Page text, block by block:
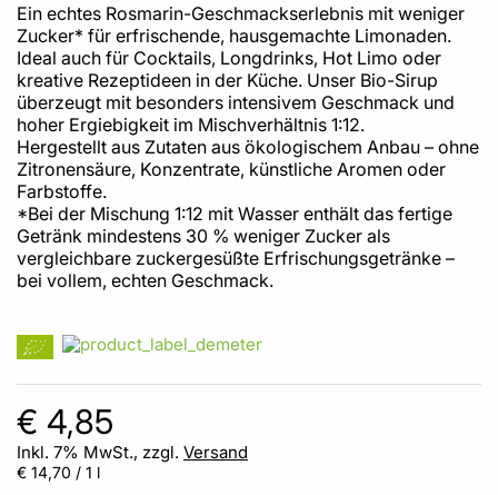
Ein echtes Rosmarin-Geschmackserlebnis mit weniger
Zucker* für erfrischende, hausgemachte Limonaden.
Ideal auch für Cocktails, Longdrinks, Hot Limo oder
kreative Rezeptideen in der Küche. Unser Bio-Sirup
überzeugt mit besonders intensivem Geschmack und
hoher Ergiebigkeit im Mischverhältnis 1:12.
Hergestellt aus Zutaten aus ökologischem Anbau – ohne
Zitronensäure, Konzentrate, künstliche Aromen oder
Farbstoffe.
*Bei der Mischung 1:12 mit Wasser enthält das fertige
Getränk mindestens 30 % weniger Zucker als
vergleichbare zuckergesüßte Erfrischungsgetränke –
bei vollem, echten Geschmack.
€ 4,85
Inkl. 7% MwSt., zzgl. Versand
€ 14,70 / 1 l